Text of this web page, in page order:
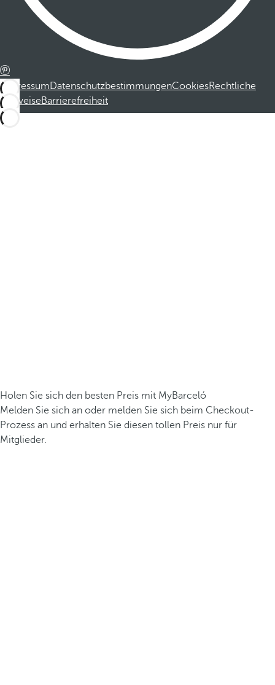
ImpressumDatenschutzbestimmungenCookiesRechtliche
HinweiseBarrierefreiheit
Holen Sie sich den besten Preis mit MyBarceló
Melden Sie sich an oder melden Sie sich beim Checkout-
Prozess an und erhalten Sie diesen tollen Preis nur für
Mitglieder.